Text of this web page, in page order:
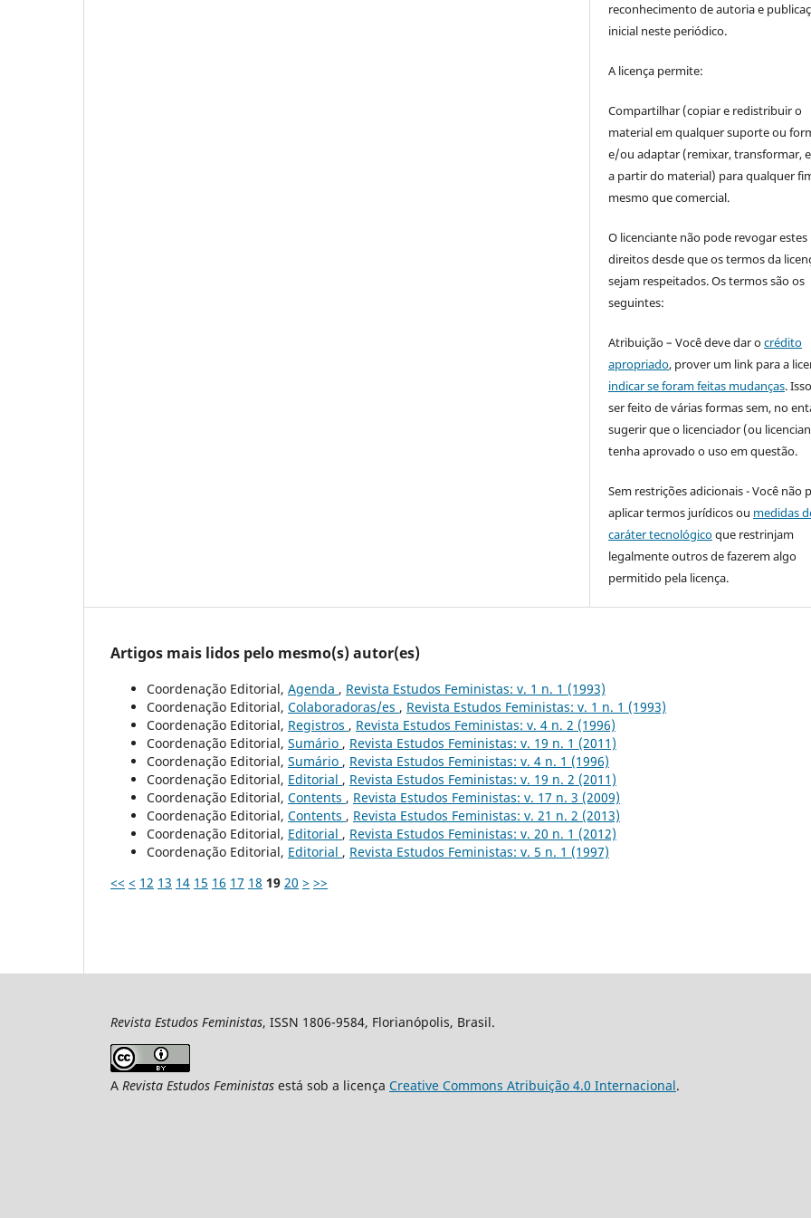
reconhecimento de autoria e
inicial neste periódico.
A licença permite:
Compartilhar (copiar e redistribuir o
material em qualquer suporte ou
e/ou adaptar (remixar, transformar,
a partir do material) para qualquer
mesmo que comercial.
O licenciante não pode revogar estes
direitos desde que os termos da
sejam respeitados. Os termos são os
seguintes:
Atribuição – Você deve dar ocrédito
apropriado, prover um link para a
indicar se foram feitas mudanças.
ser feito de várias formas sem, no
sugerir que o licenciador (ou
tenha aprovado o uso em questão.
Sem restrições adicionais - Você não
aplicar termos jurídicos ou medidas
caráter tecnológicoque restrinjam
legalmente outros de fazerem algo
permitido pela licença.
Artigos mais lidos pelo mesmo(s) autor(es)
Coordenação Editorial, Agenda , Revista Estudos Feministas: v. 1 n. 1 (1993)
Coordenação Editorial, Colaboradoras/es , Revista Estudos Feministas: v. 1 n. 1 (1993)
Coordenação Editorial, Registros , Revista Estudos Feministas: v. 4 n. 2 (1996)
Coordenação Editorial, Sumário , Revista Estudos Feministas: v. 19 n. 1 (2011)
Coordenação Editorial, Sumário , Revista Estudos Feministas: v. 4 n. 1 (1996)
Coordenação Editorial, Editorial , Revista Estudos Feministas: v. 19 n. 2 (2011)
Coordenação Editorial, Contents , Revista Estudos Feministas: v. 17 n. 3 (2009)
Coordenação Editorial, Contents , Revista Estudos Feministas: v. 21 n. 2 (2013)
Coordenação Editorial, Editorial , Revista Estudos Feministas: v. 20 n. 1 (2012)
Coordenação Editorial, Editorial , Revista Estudos Feministas: v. 5 n. 1 (1997)
<< < 12 13 14 15 16 17 18 19 20 > >>
Revista Estudos Feministas, ISSN 1806-9584, Florianópolis, Brasil.
A Revista Estudos Feministas está sob a licença Creative Commons Atribuição 4.0 Internacional.